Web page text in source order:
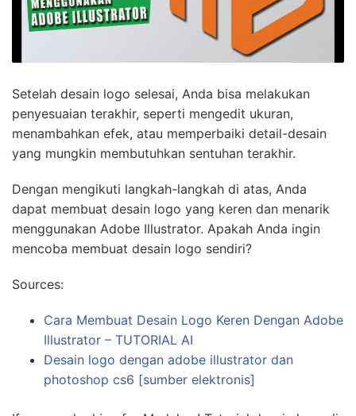
Setelah desain logo selesai, Anda bisa melakukan
penyesuaian terakhir, seperti mengedit ukuran,
menambahkan efek, atau memperbaiki detail-desain
yang mungkin membutuhkan sentuhan terakhir.
Dengan mengikuti langkah-langkah di atas, Anda
dapat membuat desain logo yang keren dan menarik
menggunakan Adobe Illustrator. Apakah Anda ingin
mencoba membuat desain logo sendiri?
Sources:
Cara Membuat Desain Logo Keren Dengan Adobe
Illustrator – TUTORIAL AI
Desain logo dengan adobe illustrator dan
photoshop cs6 [sumber elektronis]